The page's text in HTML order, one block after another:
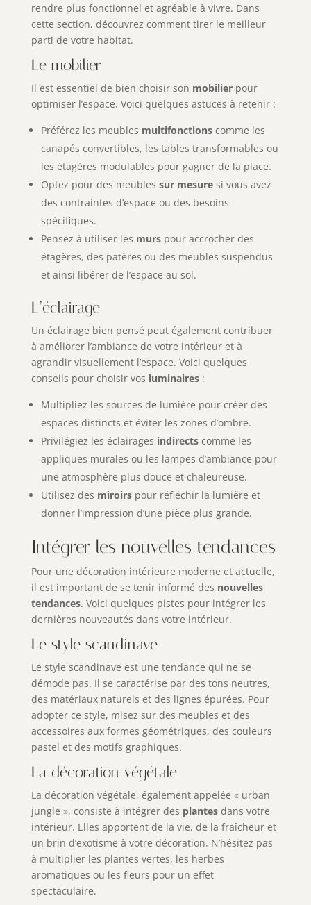
rendre plus fonctionnel et agréable à vivre. Dans
cette section, découvrez comment tirer le meilleur
parti de votre habitat.
Le mobilier
Il est essentiel de bien choisir son mobilierpour
optimiser l’espace. Voici quelques astuces à retenir :
Préférez les meubles multifonctionscomme les
canapés convertibles, les tables transformables ou
les étagères modulables pour gagner de la place.
Optez pour des meubles sur mesuresi vous avez
des contraintes d’espace ou des besoins
spécifiques.
Pensez à utiliser les murspour accrocher des
étagères, des patères ou des meubles suspendus
et ainsi libérer de l’espace au sol.
L’éclairage
Un éclairage bien pensé peut également contribuer
à améliorer l’ambiance de votre intérieur et à
agrandir visuellement l’espace. Voici quelques
conseils pour choisir vos luminaires:
Multipliez les sources de lumière pour créer des
espaces distincts et éviter les zones d’ombre.
Privilégiez les éclairages indirectscomme les
appliques murales ou les lampes d’ambiance pour
une atmosphère plus douce et chaleureuse.
Utilisez des miroirspour réfléchir la lumière et
donner l’impression d’une pièce plus grande.
Intégrer les nouvelles tendances
Pour une décoration intérieure moderne et actuelle,
il est important de se tenir informé des nouvelles
tendances. Voici quelques pistes pour intégrer les
dernières nouveautés dans votre intérieur.
Le style scandinave
Le style scandinave est une tendance qui ne se
démode pas. Il se caractérise par des tons neutres,
des matériaux naturels et des lignes épurées. Pour
adopter ce style, misez sur des meubles et des
accessoires aux formes géométriques, des couleurs
pastel et des motifs graphiques.
La décoration végétale
La décoration végétale, également appelée « urban
jungle », consiste à intégrer des plantesdans votre
intérieur. Elles apportent de la vie, de la fraîcheur et
un brin d’exotisme à votre décoration. N’hésitez pas
à multiplier les plantes vertes, les herbes
aromatiques ou les fleurs pour un effet
spectaculaire.